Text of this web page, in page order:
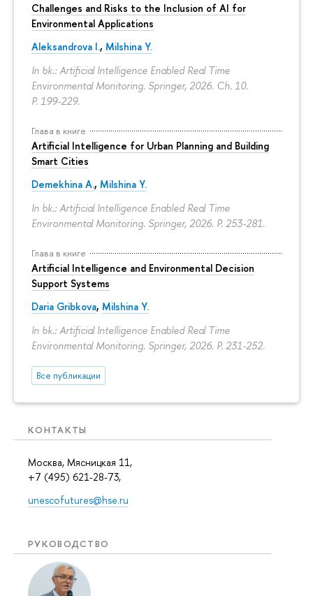
Challenges and Risks to the Inclusion of AI for
Environmental Applications
Aleksandrova I., Milshina Y.
In bk.: Artificial Intelligence Enabled Real Time
Environmental Monitoring. Springer, 2026. Ch. 10.
P. 199-229.
Глава в книге
Artificial Intelligence for Urban Planning and Building
Smart Cities
Demekhina A., Milshina Y.
In bk.: Artificial Intelligence Enabled Real Time
Environmental Monitoring. Springer, 2026. P. 253-281.
Глава в книге
Artificial Intelligence and Environmental Decision
Support Systems
Daria Gribkova, Milshina Y.
In bk.: Artificial Intelligence Enabled Real Time
Environmental Monitoring. Springer, 2026. P. 231-252.
Все публикации
КОНТАКТЫ
Москва, Мясницкая 11,
+7 (495) 621-28-73,
unescofutures@hse.ru
РУКОВОДСТВО